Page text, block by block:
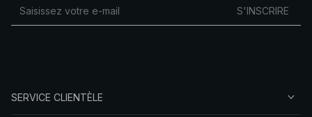
S'INSCRIRE
SERVICE CLIENTÈLE